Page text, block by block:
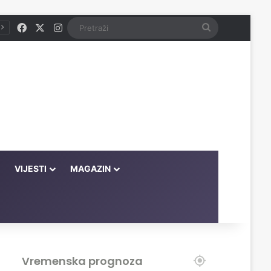
FacebookInstagram Pretraži
VIJESTI MAGAZIN
Vremenska prognoza